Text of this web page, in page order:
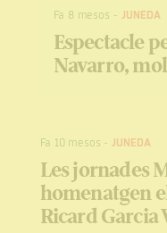
Fa 8 mesos - JUNEDA
Espectacle
Navarro,
Fa 10 mesos -JUNEDA
Les jornades
homenatgen
Ricard Garcia